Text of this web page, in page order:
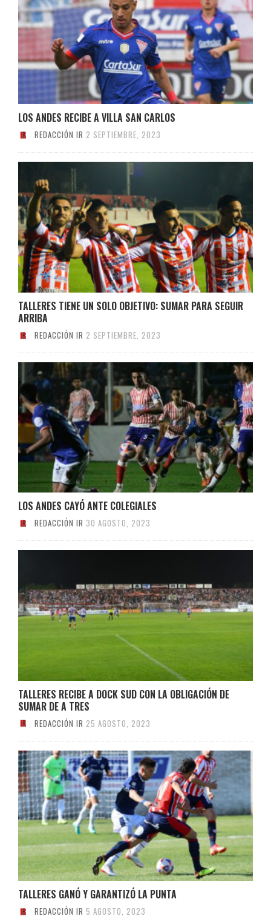
LOS ANDES RECIBE A VILLA SAN CARLOS
REDACCIÓN IR 2 SEPTIEMBRE, 2023
TALLERES TIENE UN SOLO OBJETIVO: SUMAR PARA SEGUIR
ARRIBA
REDACCIÓN IR 2 SEPTIEMBRE, 2023
LOS ANDES CAYÓ ANTE COLEGIALES
REDACCIÓN IR 30 AGOSTO, 2023
TALLERES RECIBE A DOCK SUD CON LA OBLIGACIÓN DE
SUMAR DE A TRES
REDACCIÓN IR 25 AGOSTO, 2023
TALLERES GANÓ Y GARANTIZÓ LA PUNTA
REDACCIÓN IR 5 AGOSTO, 2023